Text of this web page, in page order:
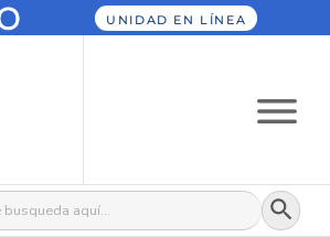
UNIDAD EN LÍNEA
Botón